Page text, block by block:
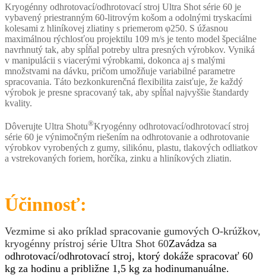
Kryogénny odhrotovací/odhrotovací stroj Ultra Shot série 60 je
vybavený priestranným 60-litrovým košom a odolnými tryskacími
kolesami z hliníkovej zliatiny s priemerom φ250. S úžasnou
maximálnou rýchlosťou projektilu 109 m/s je tento model špeciálne
navrhnutý tak, aby spĺňal potreby ultra presných výrobkov. Vyniká
v manipulácii s viacerými výrobkami, dokonca aj s malými
množstvami na dávku, pričom umožňuje variabilné parametre
spracovania. Táto bezkonkurenčná flexibilita zaisťuje, že každý
výrobok je presne spracovaný tak, aby spĺňal najvyššie štandardy
kvality.
Dôverujte Ultra Shotu®Kryogénny odhrotovací/odhrotovací stroj
série 60 je výnimočným riešením na odhrotovanie a odhrotovanie
výrobkov vyrobených z gumy, silikónu, plastu, tlakových odliatkov
a vstrekovaných foriem, horčíka, zinku a hliníkových zliatin.
Účinnosť:
Vezmime si ako príklad spracovanie gumových O-krúžkov,
kryogénny prístroj série Ultra Shot 60Zavádza sa
odhrotovací/odhrotovací stroj, ktorý dokáže spracovať 60
kg za hodinu a približne 1,5 kg za hodinumanuálne.